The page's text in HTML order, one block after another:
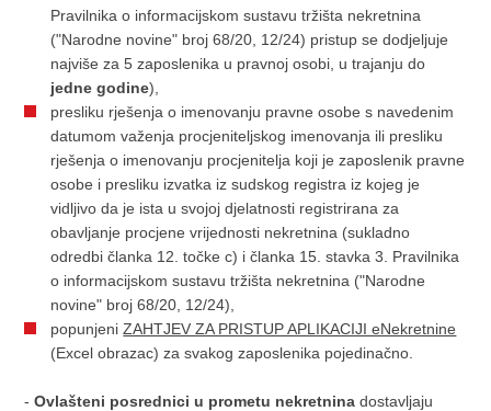
Pravilnika o informacijskom sustavu tržišta nekretnina
("Narodne novine" broj 68/20, 12/24) pristup se dodjeljuje
najviše za 5 zaposlenika u pravnoj osobi, u trajanju do
jedne godine),
presliku rješenja o imenovanju pravne osobe s navedenim
datumom važenja procjeniteljskog imenovanja ili presliku
rješenja o imenovanju procjenitelja koji je zaposlenik pravne
osobe i presliku izvatka iz sudskog registra iz kojeg je
vidljivo da je ista u svojoj djelatnosti registrirana za
obavljanje procjene vrijednosti nekretnina (sukladno
odredbi članka 12. točke c) i članka 15. stavka 3. Pravilnika
o informacijskom sustavu tržišta nekretnina ("Narodne
novine" broj 68/20, 12/24),
popunjeniZAHTJEV ZA PRISTUP APLIKACIJI eNekretnine
(Excel obrazac) za svakog zaposlenika pojedinačno.
-Ovlašteni posrednici u prometu nekretninadostavljaju